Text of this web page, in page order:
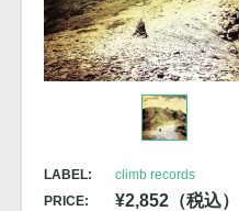
LABEL:
climb records
PRICE:
¥2,852（税込）